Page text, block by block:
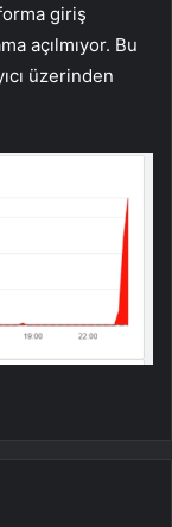
giriş
açılmıyor. Bu
üzerinden